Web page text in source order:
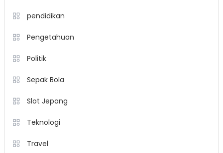
pendidikan
Pengetahuan
Politik
Sepak Bola
Slot Jepang
Teknologi
Travel